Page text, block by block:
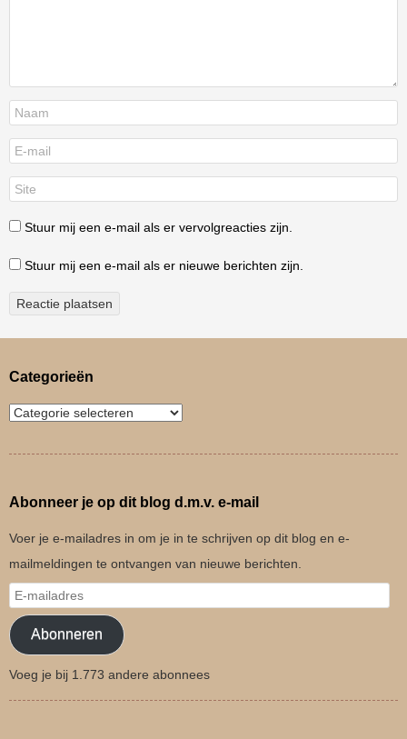
Stuur mij een e-mail als er vervolgreacties zijn.
Stuur mij een e-mail als er nieuwe berichten zijn.
Categorieën
Abonneer je op dit blog d.m.v. e-mail
Voer je e-mailadres in om je in te schrijven op dit blog en e-
mailmeldingen te ontvangen van nieuwe berichten.
Abonneren
Voeg je bij 1.773 andere abonnees